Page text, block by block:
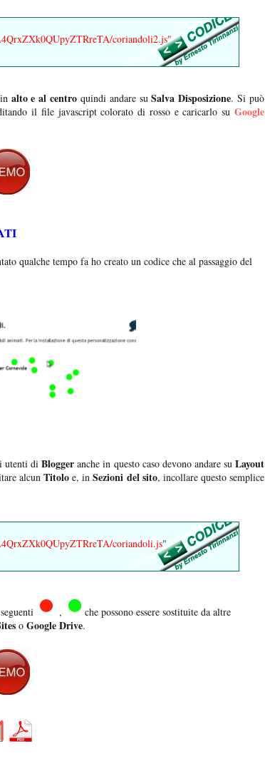
coriandoli2.js"
alto e al centro quindi andare suSalva Disposizione. Si può
il file javascript colorato di rosso e caricarlo suGoogle
qualche tempo fa ho creato un codice che al passaggio del
utenti diBloggeranche in questo caso devono andare suLayout
alcunTitolo e, in Sezioni del sito, incollare questo semplice
coriandoli.js"
,
che possono essere sostituite da altre
o Google Drive.